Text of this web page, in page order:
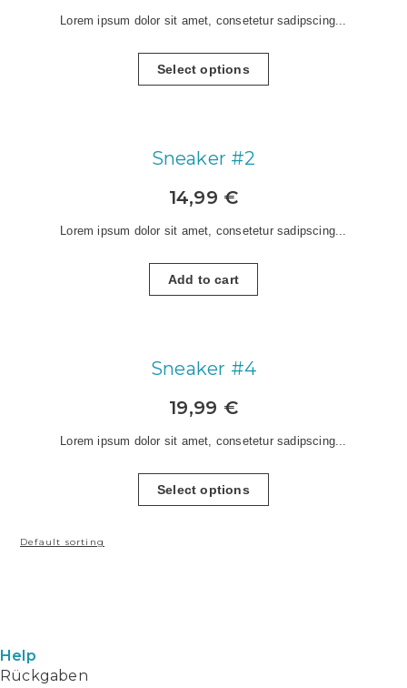
Lorem ipsum dolor sit amet, consetetur sadipscing...
Select options
Sneaker #2
14,99 €
Lorem ipsum dolor sit amet, consetetur sadipscing...
Add to cart
Sneaker #4
19,99 €
Lorem ipsum dolor sit amet, consetetur sadipscing...
Select options
Help
Rückgaben